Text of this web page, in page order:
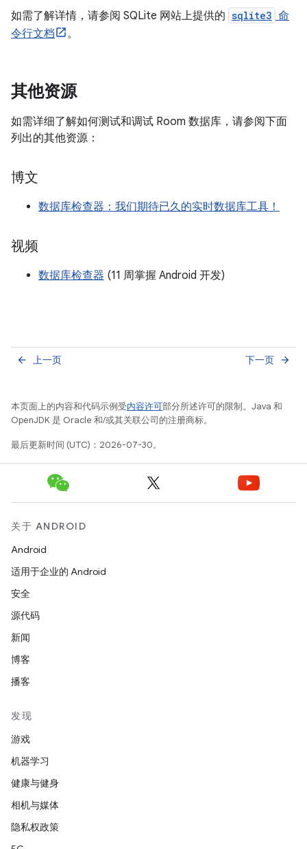
如需了解详情，请参阅 SQLite 网站上提供的 sqlite3 命
令行文档
。
其他资源
如需详细了解如何测试和调试 Room 数据库，请参阅下面
列出的其他资源：
博文
数据库检查器：我们期待已久的实时数据库工具！
视频
数据库检查器 (11 周掌握 Android 开发)
上一页
arrow_back 下一页 arrow_forward
本页面上的内容和代码示例受内容许可部分所述许可的限制。Java 和
OpenJDK 是 Oracle 和/或其关联公司的注册商标。
最后更新时间 (UTC)：2026-07-30。
关于 ANDROID
Android
适用于企业的 Android
安全
源代码
新闻
博客
播客
发现
游戏
机器学习
健康与健身
相机与媒体
隐私权政策